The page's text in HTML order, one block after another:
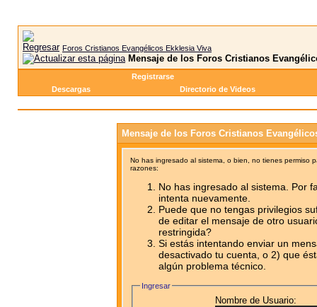
Foros Cristianos Evangélicos Ekklesia Viva
Mensaje de los Foros Cristianos
Registrarse
Descargas
Directorio de Videos
Mensaje de los Foros Cristianos
No has ingresado al sistema, o bien, no tienes permiso
razones:
No has ingresado al sistema. Por
intenta nuevamente.
Puede que no tengas privilegios
de editar el mensaje de otro
restringida?
Si estás intentando enviar un
desactivado tu cuenta, o 2) que
algún problema técnico.
Ingresar
Nombre de Usuario: